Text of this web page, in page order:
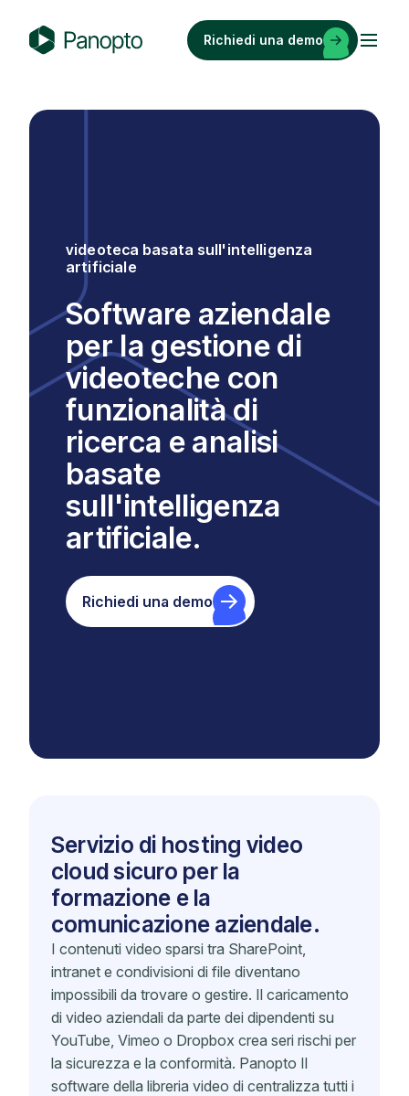
n
o
Richiedi una demo
videoteca basata sull'intelligenza
artificiale
Software aziendale
per la gestione di
videoteche con
funzionalità di
ricerca e analisi
basate
sull'intelligenza
artificiale.
Richiedi una demo
Servizio di hosting video
cloud sicuro per la
formazione e la
comunicazione aziendale.
I contenuti video sparsi tra SharePoint,
intranet e condivisioni di file diventano
impossibili da trovare o gestire. Il caricamento
di video aziendali da parte dei dipendenti su
YouTube, Vimeo o Dropbox crea seri rischi per
la sicurezza e la conformità. Panopto Il
software della libreria video di centralizza tutti i